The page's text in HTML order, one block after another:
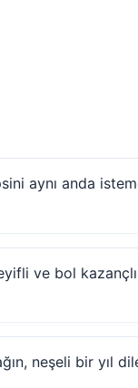
aynı anda
ve bol
neşeli bir yıl